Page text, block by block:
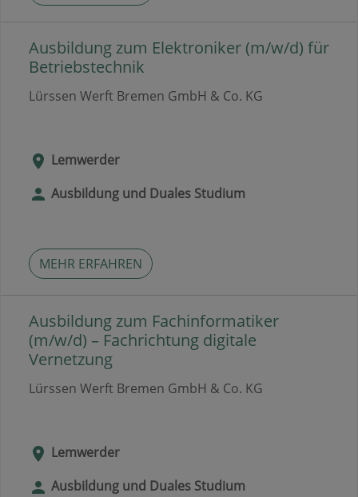
Ausbildung zum Elektroniker (m/w/d) für
Betriebstechnik
Lürssen Werft Bremen GmbH & Co. KG
Lemwerder
Ausbildung und Duales Studium
MEHR ERFAHREN
Ausbildung zum Fachinformatiker
(m/w/d) – Fachrichtung digitale
Vernetzung
Lürssen Werft Bremen GmbH & Co. KG
Lemwerder
Ausbildung und Duales Studium